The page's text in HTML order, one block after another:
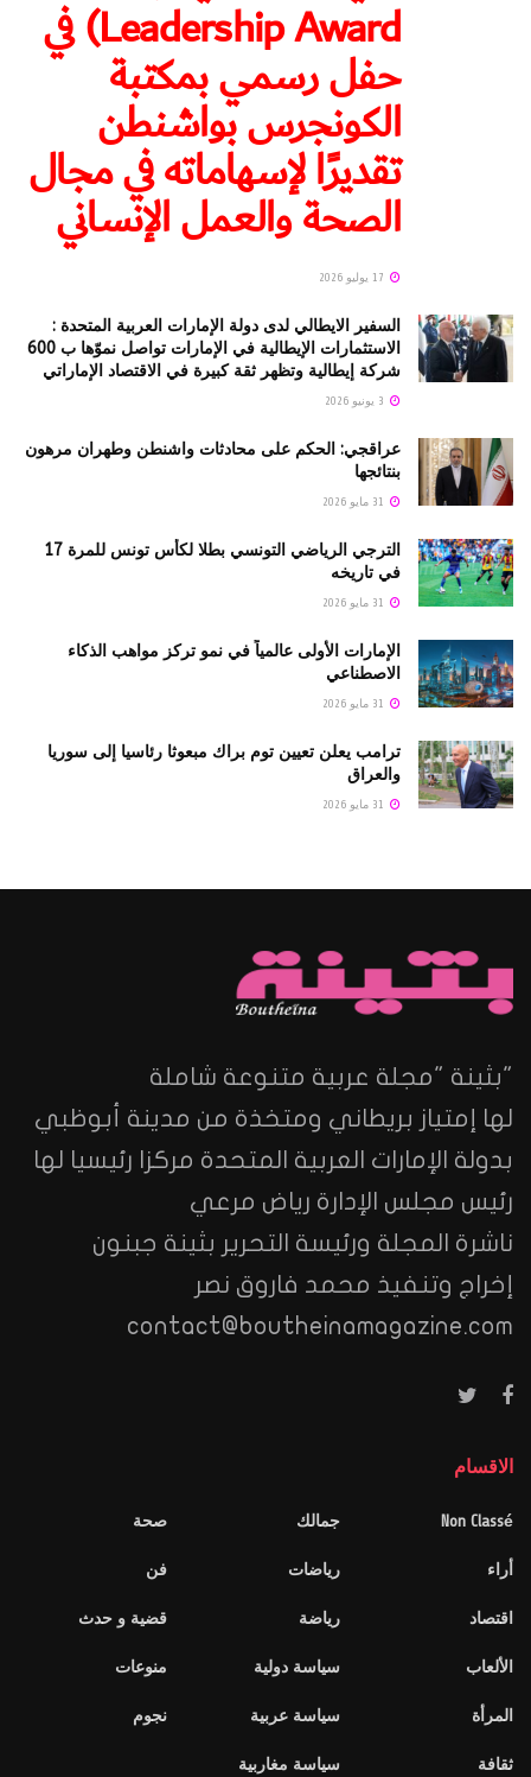
Leadership Award) في
حفل رسمي بمكتبة
الكونجرس بواشنطن
تقديرًا لإسهاماته في مجال
الصحة والعمل الإنساني
السفير الايطالي لدى دولة الإمارات العربية المتحدة :
الاستثمارات الإيطالية في الإمارات تواصل نموّها ب 600
شركة إيطالية وتظهر ثقة كبيرة في الاقتصاد الإماراتي
عراقجي: الحكم على محادثات واشنطن وطهران مرهون
بنتائجها
الترجي الرياضي التونسي بطلا لكأس تونس للمرة 17
في تاريخه
الإمارات الأولى عالمياً في نمو تركز مواهب الذكاء
الاصطناعي
ترامب يعلن تعيين توم براك مبعوثا رئاسيا إلى سوريا
والعراق
"بثينة "مجلة عربية متنوعة شاملة
لها إمتياز بريطاني ومتخذة من مدينة أبوظبي
بدولة الإمارات العربية المتحدة مركزا رئيسيا لها
رئيس مجلس الإدارة رياض مرعي
ناشرة المجلة ورئيسة التحرير بثينة جبنون
إخراج وتنفيذ محمد فاروق نصر
contact@boutheinamagazine.com
الاقسام
Non Classé
أراء
اقتصاد
الألعاب
المرأة
ثقافة
جمالك
رياضات
رياضة
سياسة دولية
سياسة عربية
سياسة مغاربية
صحة
فن
قضية و حدث
منوعات
نجوم